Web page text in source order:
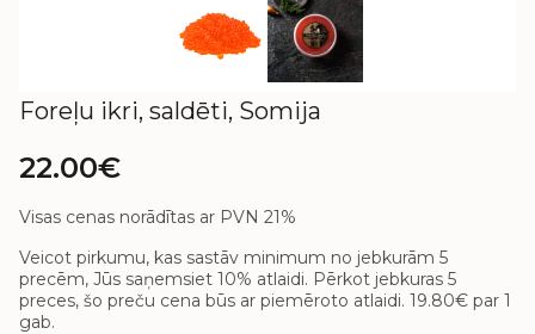
Foreļu ikri, saldēti, Somija
22.00€
Visas cenas norādītas ar PVN 21%
Veicot pirkumu, kas sastāv minimum no jebkurām 5
precēm, Jūs saņemsiet 10% atlaidi. Pērkot jebkuras 5
preces, šo preču cena būs ar piemēroto atlaidi. 19.80€ par 1
gab.